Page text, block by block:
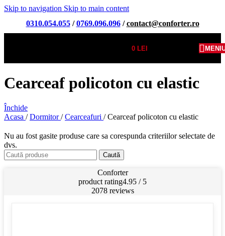
Skip to navigation Skip to main content
0310.054.055/0769.096.096/contact@conforter.ro
0LEI
Cearceaf policoton cu elastic
Închide
Acasa / Dormitor/ Cearceafuri / Cearceaf policoton cu elastic
Nu au fost gasite produse care sa corespunda criteriilor selectate de
dvs.
Caută
Conforter
product rating4.95 / 5
2078 reviews